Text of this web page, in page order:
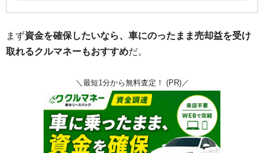
まず資金を確保したいなら、車にのったまま売却益を受け
取れるクルマネーもおすすめだ。
＼最短1分から無料査定！ (PR)／